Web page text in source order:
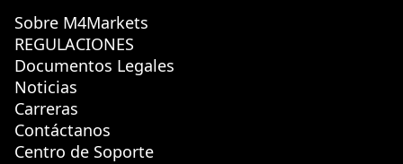
Sobre M4Markets
REGULACIONES
Documentos Legales
Noticias
Carreras
Contáctanos
Centro de Soporte